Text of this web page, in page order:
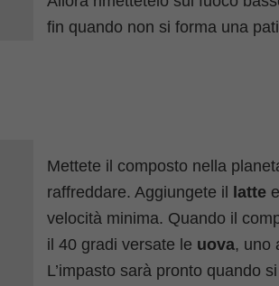
Mettete il composto nella
raffreddare. Aggiungete il latte
velocità minima. Quando il
il 40 gradi versate le uova, uno
L’impasto sarà pronto quando